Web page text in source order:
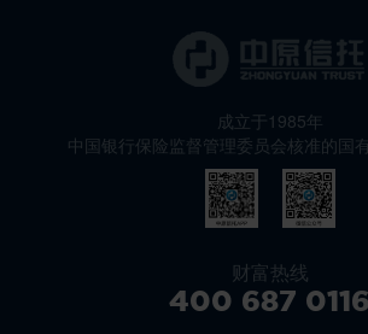
成立于1985年
中国银行保险监督管理委员会核准的国
财富热线
400 687 0116